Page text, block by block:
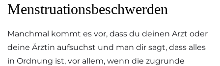
Menstruationsbeschwerden
Manchmal kommt es vor, dass du deinen Arzt oder
deine Ärztin aufsuchst und man dir sagt, dass alles
in Ordnung ist, vor allem, wenn die zugrunde